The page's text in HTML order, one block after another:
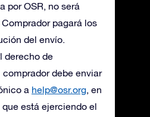
por OSR, no será
pagará los
del envío.
derecho de
debe enviar
a help@osr.org, en
está ejerciendo el